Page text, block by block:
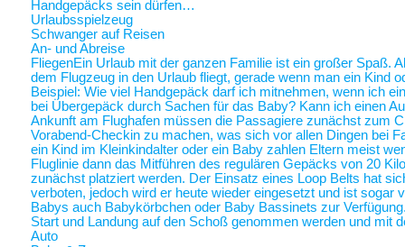
Handgepäcks sein dürfen…
Urlaubsspielzeug
Schwanger auf Reisen
An- und Abreise
FliegenEin Urlaub mit der ganzen Familie ist ein großer Spaß.
dem Flugzeug in den Urlaub fliegt, gerade wenn man ein Kind
Beispiel: Wie viel Handgepäck darf ich mitnehmen, wenn ich
bei Übergepäck durch Sachen für das Baby? Kann ich einen
Ankunft am Flughafen müssen die Passagiere zunächst zum
Vorabend-Checkin zu machen, was sich vor allen Dingen bei
ein Kind im Kleinkindalter oder ein Baby zahlen Eltern meist
Fluglinie dann das Mitführen des regulären Gepäcks von 20
zunächst platziert werden. Der Einsatz eines Loop Belts hat
verboten, jedoch wird er heute wieder eingesetzt und ist sogar
Babys auch Babykörbchen oder Baby Bassinets zur
Start und Landung auf den Schoß genommen werden und mit
Auto